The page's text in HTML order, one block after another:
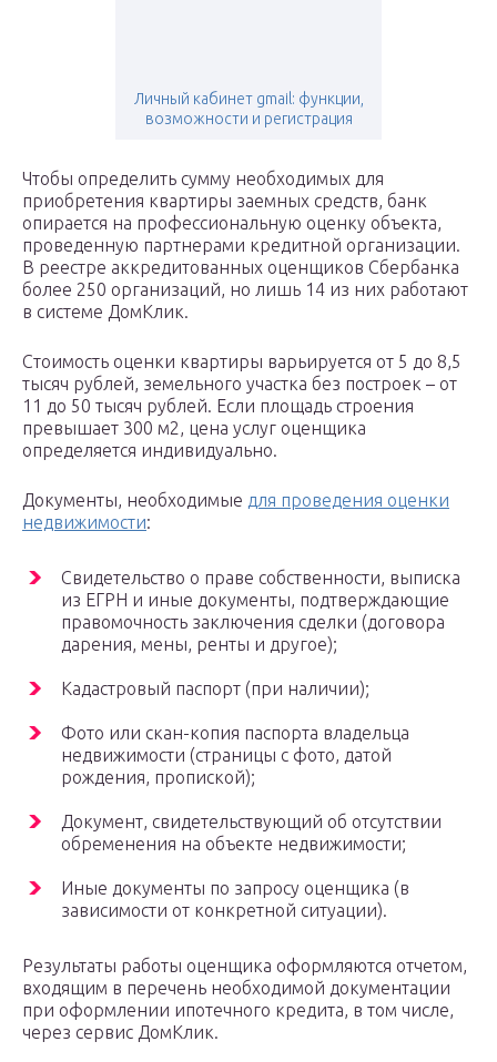
Личный кабинет gmail: функции,
возможности и регистрация
Чтобы определить сумму необходимых для
приобретения квартиры заемных средств, банк
опирается на профессиональную оценку объекта,
проведенную партнерами кредитной организации.
В реестре аккредитованных оценщиков Сбербанка
более 250 организаций, но лишь 14 из них работают
в системе ДомКлик.
Стоимость оценки квартиры варьируется от 5 до 8,5
тысяч рублей, земельного участка без построек – от
11 до 50 тысяч рублей. Если площадь строения
превышает 300 м2, цена услуг оценщика
определяется индивидуально.
Документы, необходимые для проведения оценки
недвижимости:
Свидетельство о праве собственности, выписка
из ЕГРН и иные документы, подтверждающие
правомочность заключения сделки (договора
дарения, мены, ренты и другое);
Кадастровый паспорт (при наличии);
Фото или скан-копия паспорта владельца
недвижимости (страницы с фото, датой
рождения, пропиской);
Документ, свидетельствующий об отсутствии
обременения на объекте недвижимости;
Иные документы по запросу оценщика (в
зависимости от конкретной ситуации).
Результаты работы оценщика оформляются отчетом,
входящим в перечень необходимой документации
при оформлении ипотечного кредита, в том числе,
через сервис ДомКлик.